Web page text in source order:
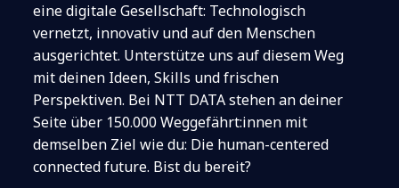
eine digitale Gesellschaft: Technologisch
vernetzt, innovativ und auf den Menschen
ausgerichtet. Unterstütze uns auf diesem Weg
mit deinen Ideen, Skills und frischen
Perspektiven. Bei NTT DATA stehen an deiner
Seite über 150.000 Weggefährt:innen mit
demselben Ziel wie du: Die human-centered
connected future. Bist du bereit?